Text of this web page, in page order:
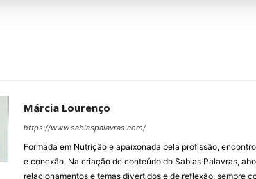
Márcia Lourenço
https://www.sabiaspalavras.com/
Formada em Nutrição e apaixonada pela profissão,
e conexão. Na criação de conteúdo do Sabias Palavras,
relacionamentos e temas divertidos e de reflexão, sempre